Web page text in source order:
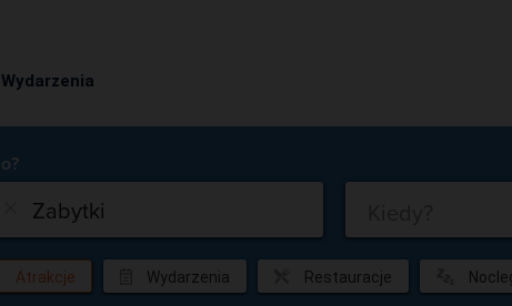
Wydarzenia
Co?
Atrakcje Wydarzenia Restauracje